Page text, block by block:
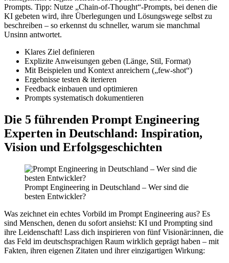
Prompts. Tipp: Nutze „Chain-of-Thought“-Prompts, bei denen die
KI gebeten wird, ihre Überlegungen und Lösungswege selbst zu
beschreiben – so erkennst du schneller, warum sie manchmal
Unsinn antwortet.
Klares Ziel definieren
Explizite Anweisungen geben (Länge, Stil, Format)
Mit Beispielen und Kontext anreichern („few-shot“)
Ergebnisse testen & iterieren
Feedback einbauen und optimieren
Prompts systematisch dokumentieren
Die 5 führenden Prompt Engineering
Experten in Deutschland: Inspiration,
Vision und Erfolgsgeschichten
Prompt Engineering in Deutschland – Wer sind die
besten Entwickler?
Was zeichnet ein echtes Vorbild im Prompt Engineering aus? Es
sind Menschen, denen du sofort ansiehst: KI und Prompting sind
ihre Leidenschaft! Lass dich inspirieren von fünf Visionär:innen, die
das Feld im deutschsprachigen Raum wirklich geprägt haben – mit
Fakten, ihren eigenen Zitaten und ihrer einzigartigen Wirkung: